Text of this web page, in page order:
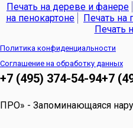
Печать на дереве и фанере
на пенокартоне
Печать на
Печать
Политика конфиденциальности
Соглашение на обработку данных
+7 (495) 374-54-94+7
ПРО» - Запоминающаяся